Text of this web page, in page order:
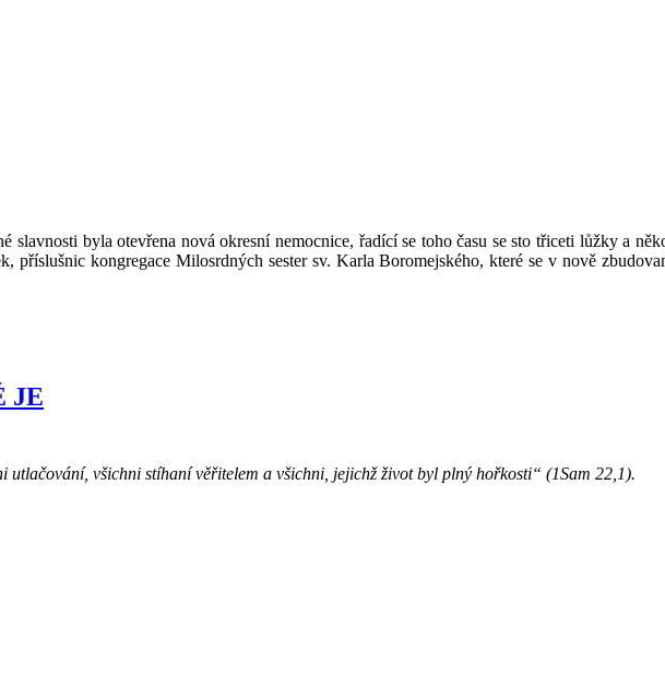
byla otevřena nová okresní nemocnice, řadící se toho času se sto třiceti lůžky a
příslušnic kongregace Milosrdných sester sv. Karla Boromejského, které se v nově
JE
utlačování, všichni stíhaní věřitelem a všichni, jejichž život byl plný hořkosti“ (1Sam 22,1).